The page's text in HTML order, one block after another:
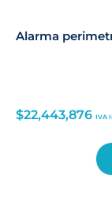
Alarma
$22,443,876 IVA